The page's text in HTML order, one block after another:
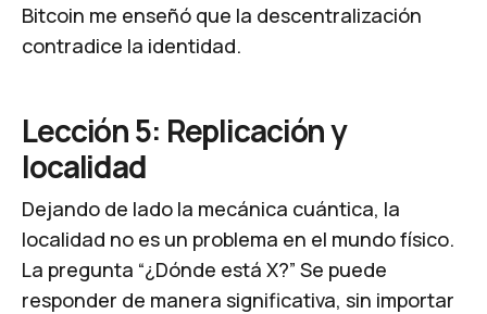
Bitcoin me enseñó que la descentralización
contradice la identidad.
Lección 5: Replicación y
localidad
Dejando de lado la mecánica cuántica, la
localidad no es un problema en el mundo físico.
La pregunta “¿Dónde está X?” Se puede
responder de manera significativa, sin importar